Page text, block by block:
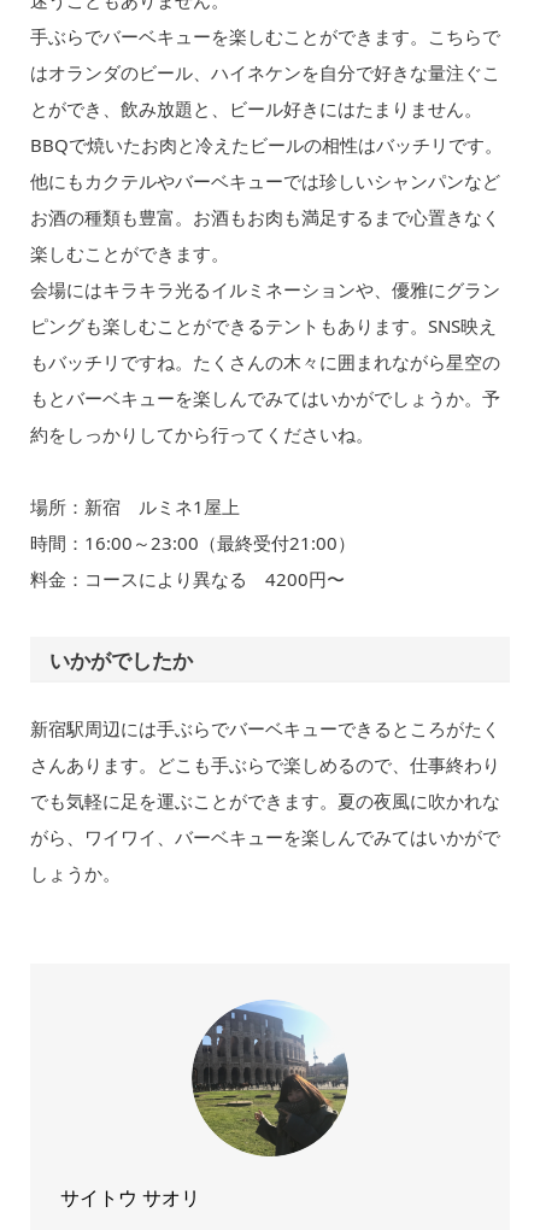
手ぶらでバーベキューを楽しむことができます。こちらで
はオランダのビール、ハイネケンを自分で好きな量注ぐこ
とができ、飲み放題と、ビール好きにはたまりません。
BBQで焼いたお肉と冷えたビールの相性はバッチリです。
他にもカクテルやバーベキューでは珍しいシャンパンなど
お酒の種類も豊富。お酒もお肉も満足するまで心置きなく
楽しむことができます。
会場にはキラキラ光るイルミネーションや、優雅にグラン
ピングも楽しむことができるテントもあります。SNS映え
もバッチリですね。たくさんの木々に囲まれながら星空の
もとバーベキューを楽しんでみてはいかがでしょうか。予
約をしっかりしてから行ってくださいね。
場所：新宿 ルミネ1屋上
時間：16:00～23:00（最終受付21:00）
料金：コースにより異なる 4200円〜
いかがでしたか
新宿駅周辺には手ぶらでバーベキューできるところがたく
さんあります。どこも手ぶらで楽しめるので、仕事終わり
でも気軽に足を運ぶことができます。夏の夜風に吹かれな
がら、ワイワイ、バーベキューを楽しんでみてはいかがで
しょうか。
サイトウ サオリ